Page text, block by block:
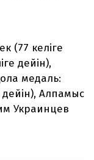
(77 келіге
дейін),
медаль:
дейін), Алпамыс
Украинцев